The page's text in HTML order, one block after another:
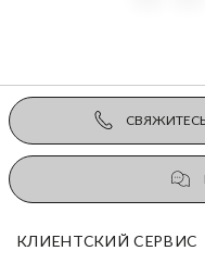
КЛИЕНТСКИЙ СЕРВИС